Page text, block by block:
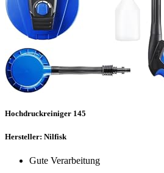
Hochdruckreiniger 145
Hersteller: Nilfisk
Gute Verarbeitung